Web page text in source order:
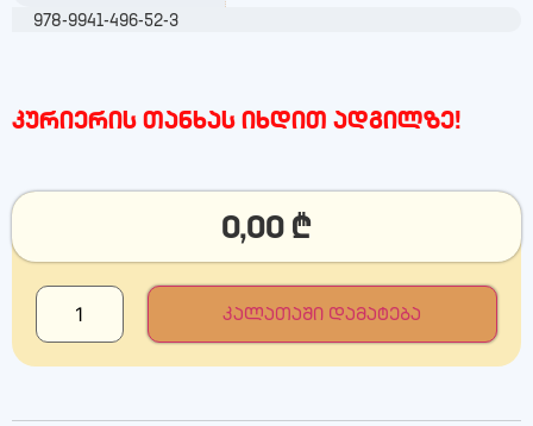
978-9941-496-52-3
კურიერის თანხას იხდით ადგილზე!
0,00 ₾
კალათაში დამატება